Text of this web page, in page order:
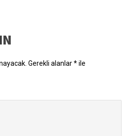
Gerekli alanlar*ile